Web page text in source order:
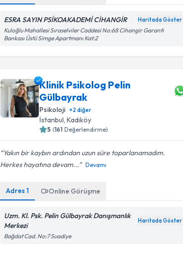
ESRA SAYIN PSİKOAKADEMİ CİHANGİR Haritada Göster
Kuloğlu Mahallesi Sıraselviler Caddesi No:68 Cihangir Garanti
Bankası Üstü Simge Apartmanı Kat:2
Klinik Psikolog Pelin
Gülbayrak
Psikoloji +2 diğer
İstanbul , Kadıköy
5 (161 Değerlendirme)
Yakın bir kaybın ardından uzun süre toparlanamadım.
Herkes hayatına devam...
Devamı
Adres1 Online Görüşme
Uzm. Kl. Psk. Pelin Gülbayrak Danışmanlık
Merkezi
Haritada Göster
Bağdat Cad. No:7 Suadiye